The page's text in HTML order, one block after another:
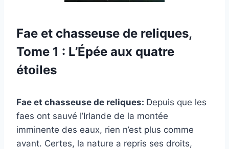
Fae et chasseuse de reliques,
Tome 1 : L’Épée aux quatre
étoiles
Fae et chasseuse de reliques: Depuis que les
faes ont sauvé l’Irlande de la montée
imminente des eaux, rien n’est plus comme
avant. Certes, la nature a repris ses droits,